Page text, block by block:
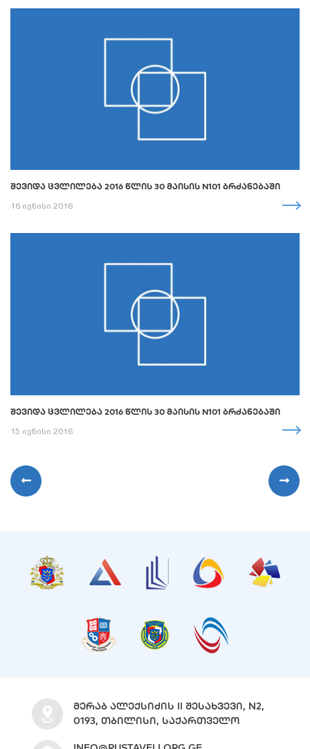
ᲨᲔᲕᲘᲓᲐ ᲪᲕᲚᲘᲚᲔᲑᲐ 2016 ᲬᲚᲘᲡ 30 ᲛᲐᲘᲡᲘᲡ N101 ᲑᲠᲫᲐᲜᲔᲑᲐᲨᲘ
16 ივნისი 2016
ᲨᲔᲕᲘᲓᲐ ᲪᲕᲚᲘᲚᲔᲑᲐ 2016 ᲬᲚᲘᲡ 30 ᲛᲐᲘᲡᲘᲡ N101 ᲑᲠᲫᲐᲜᲔᲑᲐᲨᲘ
15 ივნისი 2016
ᲛᲔᲠᲐᲑ ᲐᲚᲔᲥᲡᲘᲫᲘᲡ II ᲨᲔᲡᲐᲮᲕᲔᲕᲘ, N2,
0193, ᲗᲑᲘᲚᲘᲡᲘ, ᲡᲐᲥᲐᲠᲗᲕᲔᲚᲝ